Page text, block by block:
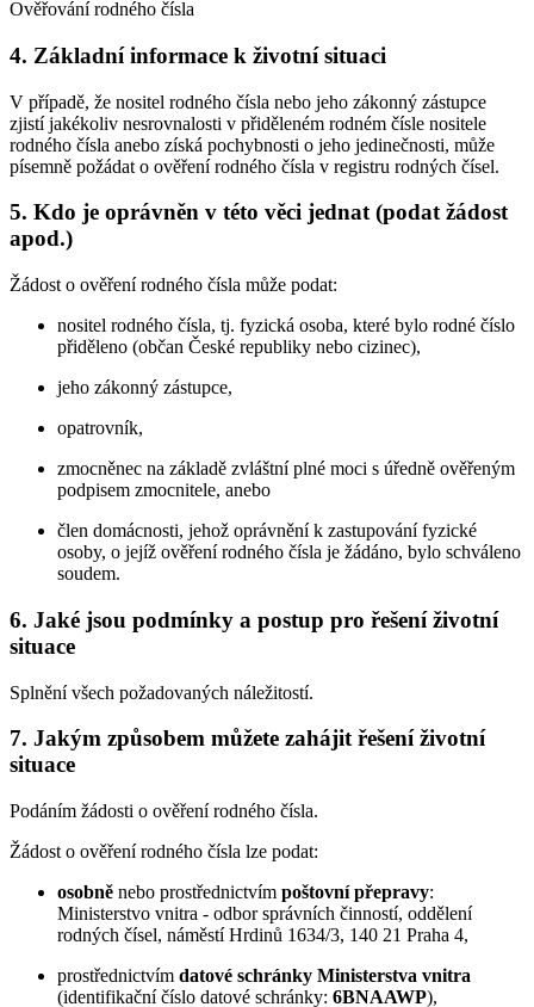
Ověřování rodného čísla
4. Základní informace k životní situaci
V případě, že nositel rodného čísla nebo jeho zákonný zástupce
zjistí jakékoliv nesrovnalosti v přiděleném rodném čísle nositele
rodného čísla anebo získá pochybnosti o jeho jedinečnosti, může
písemně požádat o ověření rodného čísla v registru rodných čísel.
5. Kdo je oprávněn v této věci jednat (podat žádost
apod.)
Žádost o ověření rodného čísla může podat:
nositel rodného čísla, tj. fyzická osoba, které bylo rodné číslo
přiděleno (občan České republiky nebo cizinec),
jeho zákonný zástupce,
opatrovník,
zmocněnec na základě zvláštní plné moci s úředně ověřeným
podpisem zmocnitele, anebo
člen domácnosti, jehož oprávnění k zastupování fyzické
osoby, o jejíž ověření rodného čísla je žádáno, bylo schváleno
soudem.
6. Jaké jsou podmínky a postup pro řešení životní
situace
Splnění všech požadovaných náležitostí.
7. Jakým způsobem můžete zahájit řešení životní
situace
Podáním žádosti o ověření rodného čísla.
Žádost o ověření rodného čísla lze podat:
osobně nebo prostřednictvím poštovní přepravy:
Ministerstvo vnitra - odbor správních činností, oddělení
rodných čísel, náměstí Hrdinů 1634/3, 140 21 Praha 4,
prostřednictvím datové schránky Ministerstva vnitra
(identifikační číslo datové schránky: 6BNAAWP),